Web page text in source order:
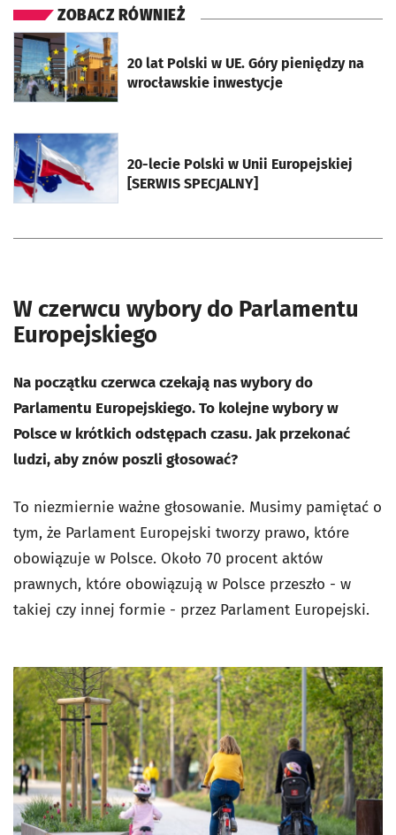
ZOBACZ RÓWNIEŻ
20 lat Polski w UE. Góry pieniędzy na
wrocławskie inwestycje
otworzy się w nowej karcie
20-lecie Polski w Unii Europejskiej
[SERWIS SPECJALNY]
otworzy się w nowej karcie
W czerwcu wybory do Parlamentu
Europejskiego
Na początku czerwca czekają nas wybory do
Parlamentu Europejskiego. To kolejne wybory w
Polsce w krótkich odstępach czasu. Jak przekonać
ludzi, aby znów poszli głosować?
To niezmiernie ważne głosowanie. Musimy pamiętać o
tym, że Parlament Europejski tworzy prawo, które
obowiązuje w Polsce. Około 70 procent aktów
prawnych, które obowiązują w Polsce przeszło - w
takiej czy innej formie - przez Parlament Europejski.